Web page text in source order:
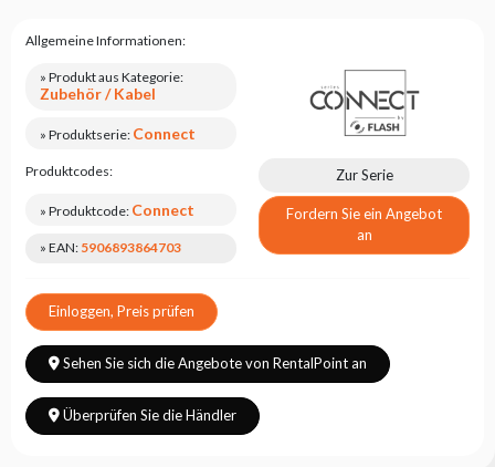
Allgemeine Informationen:
» Produkt aus Kategorie:
Zubehör / Kabel
» Produktserie: Connect
Produktcodes:
» Produktcode: Connect
» EAN: 5906893864703
Zur Serie
Fordern Sie ein Angebot
an
Einloggen, Preis prüfen
Sehen Sie sich die Angebote von RentalPoint an
Überprüfen Sie die Händler